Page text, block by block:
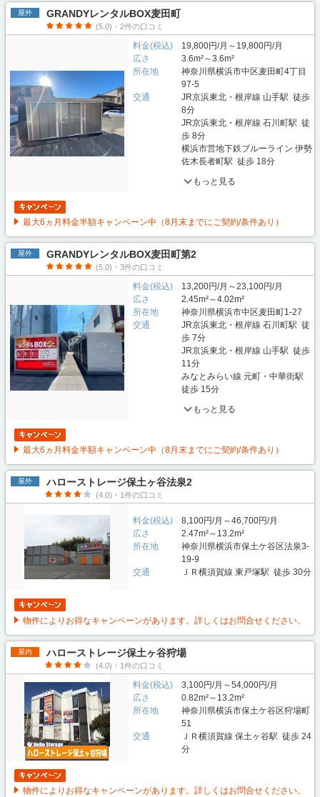
屋外 GRANDYレンタルBOX麦田町
(5.0)・2件の口コミ
料金(税込)
19,800円/月～19,800円/月
広さ
3.6m²～3.6m²
所在地
神奈川県横浜市中区麦田町4丁目
97-5
交通
JR京浜東北・根岸線 山手駅 徒歩
8分
JR京浜東北・根岸線 石川町駅 徒
歩 8分
横浜市営地下鉄ブルーライン 伊勢
佐木長者町駅 徒歩 18分
もっと見る
最大6ヵ月料金半額キャンペーン中（8月末までにご契約/条件あり）
屋外 GRANDYレンタルBOX麦田町第2
(5.0)・3件の口コミ
料金(税込)
13,200円/月～23,100円/月
広さ
2.45m²～4.02m²
所在地
神奈川県横浜市中区麦田町1-27
交通
JR京浜東北・根岸線 石川町駅 徒
歩 7分
JR京浜東北・根岸線 山手駅 徒歩
11分
みなとみらい線 元町・中華街駅
徒歩 15分
もっと見る
最大6ヵ月料金半額キャンペーン中（8月末までにご契約/条件あり）
屋外 ハローストレージ保土ヶ谷法泉2
(4.0)・1件の口コミ
料金(税込)
8,100円/月～46,700円/月
広さ
2.47m²～13.2m²
所在地
神奈川県横浜市保土ケ谷区法泉3-
19-9
交通
ＪＲ横須賀線 東戸塚駅 徒歩 30分
物件によりお得なキャンペーンがあります。詳しくはお問合せください。
屋内 ハローストレージ保土ヶ谷狩場
(4.0)・1件の口コミ
料金(税込)
3,100円/月～54,000円/月
広さ
0.82m²～13.2m²
所在地
神奈川県横浜市保土ケ谷区狩場町
51
交通
ＪＲ横須賀線 保土ヶ谷駅 徒歩 24
分
物件によりお得なキャンペーンがあります。詳しくはお問合せください。